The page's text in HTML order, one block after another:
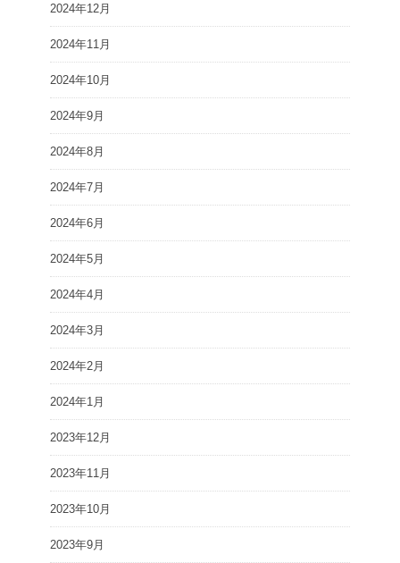
2024年12月
2024年11月
2024年10月
2024年9月
2024年8月
2024年7月
2024年6月
2024年5月
2024年4月
2024年3月
2024年2月
2024年1月
2023年12月
2023年11月
2023年10月
2023年9月